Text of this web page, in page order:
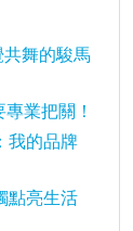
舞的駿馬
業把關！
我的品牌
點亮生活